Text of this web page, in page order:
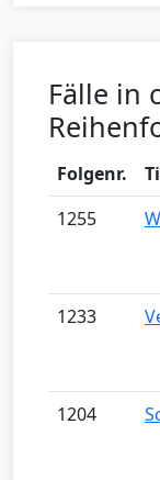
Fälle in
Folgenr.
1255
1233
1204